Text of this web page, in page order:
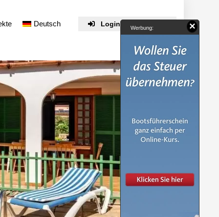
Login / Registrieren
Deutsch Werbung: ×